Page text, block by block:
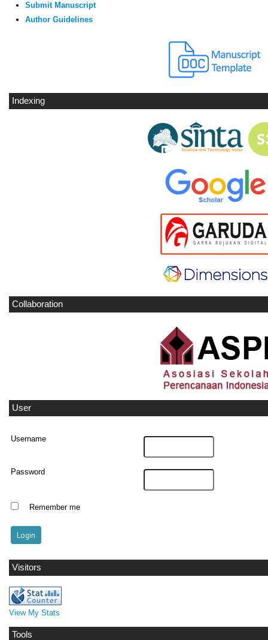
Submit Manuscript
Author Guidelines
Indexing
Collaboration
User
Username
Password
Remember me
Visitors
View My Stats
Tools